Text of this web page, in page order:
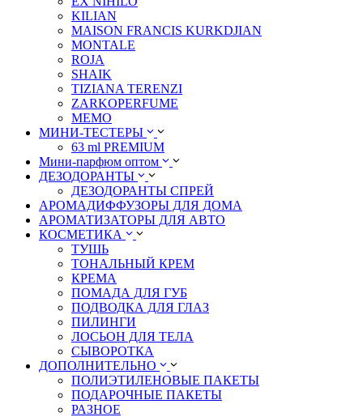
KILIAN
MAISON FRANCIS KURKDJIAN
MONTALE
ROJA
SHAIK
TIZIANA TERENZI
ZARKOPERFUME
MEMO
МИНИ-ТЕСТЕРЫ
63 ml PREMIUM
Мини-парфюм оптом
ДЕЗОДОРАНТЫ
ДЕЗОДОРАНТЫ СПРЕЙ
АРОМАДИФФУЗОРЫ ДЛЯ ДОМА
АРОМАТИЗАТОРЫ ДЛЯ АВТО
КОСМЕТИКА
ТУШЬ
ТОНАЛЬНЫЙ КРЕМ
КРЕМА
ПОМАДА ДЛЯ ГУБ
ПОДВОДКА ДЛЯ ГЛАЗ
ПИЛИНГИ
ЛОСЬОН ДЛЯ ТЕЛА
СЫВОРОТКА
ДОПОЛНИТЕЛЬНО
ПОЛИЭТИЛЕНОВЫЕ ПАКЕТЫ
ПОДАРОЧНЫЕ ПАКЕТЫ
РАЗНОЕ